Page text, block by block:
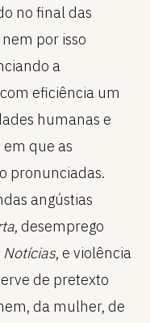
no final das
por isso
a
eficiência um
humanas e
que as
pronunciadas.
angústias
, desemprego
Notícias, e violência
de pretexto
da mulher, de